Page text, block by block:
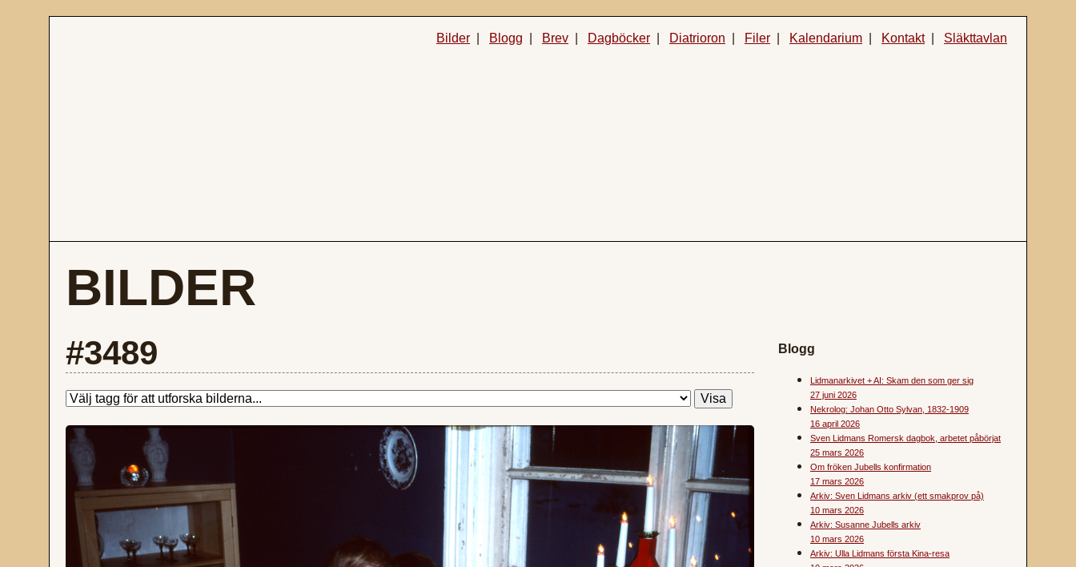
Bilder Blogg Brev Dagböcker Diatrioron Filer Kalendarium Kontakt| Släkttavlan
BILDER
#3489 Blogg
Lidmanarkivet + AI: Skam den som ger sig
27 juni 2026
Nekrolog: Johan Otto Sylvan, 1832-1909
16 april 2026
Sven Lidmans Romersk dagbok, arbetet påbörjat
25 mars 2026
Om fröken Jubells konfirmation
17 mars 2026
Arkiv: Sven Lidmans arkiv (ett smakprov på)
10 mars 2026
Arkiv: Susanne Jubells arkiv
10 mars 2026
Arkiv: Ulla Lidmans första Kina-resa